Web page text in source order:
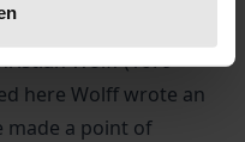
III, Bd. 54, 1999), in
Wolff (1679-
here Wolff wrote an
made a point of